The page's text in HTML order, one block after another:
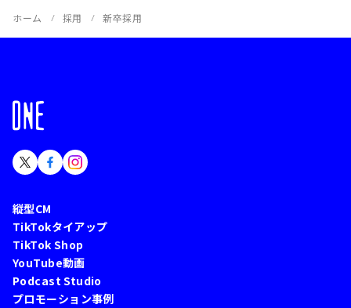
ホーム 採用 新卒採用
縦型CM
TikTokタイアップ
TikTok Shop
YouTube動画
Podcast Studio
プロモーション事例